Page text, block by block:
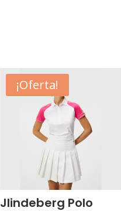
¡Oferta!
Jlindeberg Polo